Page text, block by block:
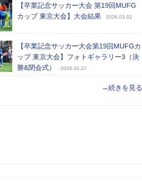
【卒業記念サッカー大会 第19回MUFG
カップ 東京大会】大会結果
2026.03.02
【卒業記念サッカー大会第19回MUFGカ
ップ 東京大会】フォトギャラリー3（決
勝&閉会式）
2026.02.27
→続きを見る